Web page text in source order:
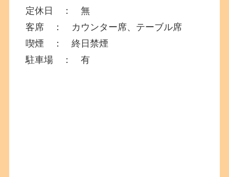
定休日 ： 無
客席 ： カウンター席、テーブル席
喫煙 ： 終日禁煙
駐車場 ： 有